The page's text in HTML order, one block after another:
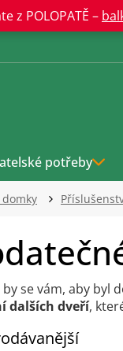
z POLOPATĚ –
potřeby
se vám, aby byl
dalších dveří,